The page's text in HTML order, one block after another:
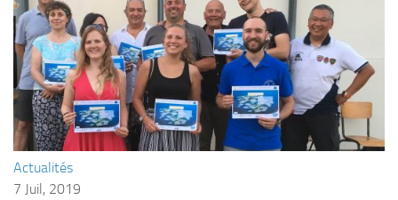
Maintien des acquis
Guide de palanquée N4
Initiateur
Moniteur Fédéral
Organisation
Responsables
Actualités
7 Juil, 2019